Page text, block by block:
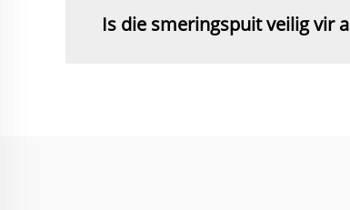
Is die smeringspuit veilig vir